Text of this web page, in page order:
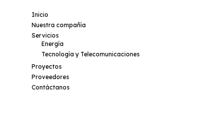
Inicio
Nuestra compañía
Servicios
Energía
Tecnología y Telecomunicaciones
Proyectos
Proveedores
Contáctanos